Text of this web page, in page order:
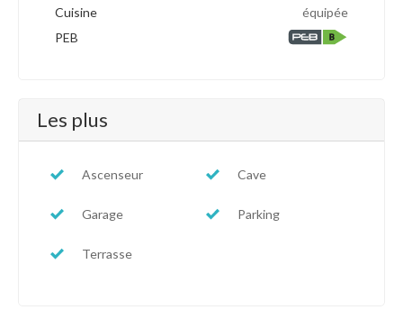
Cuisine
équipée
PEB
Les plus
Ascenseur Cave
Garage Parking
Terrasse